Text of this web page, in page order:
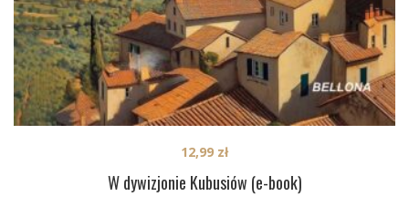
W dywizjonie Kubusiów (e-book)
12,99 zł